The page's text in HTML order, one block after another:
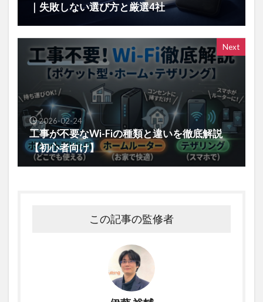
｜失敗しない選び方と厳選4社
Next
2026-02-24
工事が不要なWi-Fiの種類と違いを徹底解説
【初心者向け】
この記事の監修者